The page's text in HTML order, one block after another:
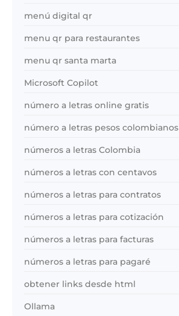
menú digital qr
menu qr para restaurantes
menu qr santa marta
Microsoft Copilot
número a letras online gratis
número a letras pesos colombianos
números a letras Colombia
números a letras con centavos
números a letras para contratos
números a letras para cotización
números a letras para facturas
números a letras para pagaré
obtener links desde html
Ollama